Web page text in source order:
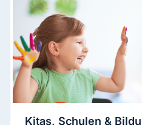
Kitas, Schulen &